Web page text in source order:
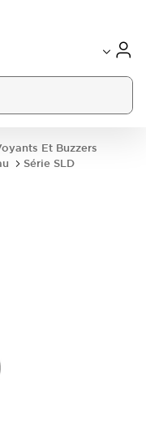
Et Buzzers
Série SLD